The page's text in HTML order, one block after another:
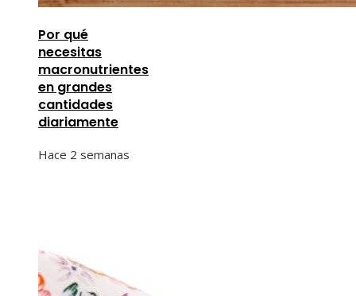
Por qué
necesitas
macronutrientes
en grandes
cantidades
diariamente
Hace 2 semanas